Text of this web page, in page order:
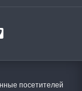
посетителей